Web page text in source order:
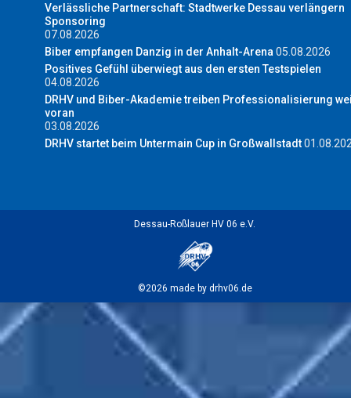
Verlässliche Partnerschaft: Stadtwerke Dessau verlängern
Sponsoring
07.08.2026
Biber empfangen Danzig in der Anhalt-Arena 05.08.2026
Positives Gefühl überwiegt aus den ersten Testspielen
04.08.2026
DRHV und Biber-Akademie treiben Professionalisierung
voran
03.08.2026
DRHV startet beim Untermain Cup in Großwallstadt
Dessau-Roßlauer HV 06 e.V.
©2026 made by drhv06.de